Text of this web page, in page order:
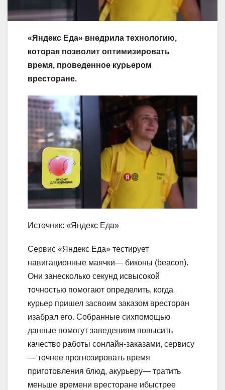
«Яндекс Еда» внедрила технологию,
которая позволит оптимизировать
время, проведенное курьером
вресторане.
Источник: «Яндекс Еда»
Сервис «Яндекс Еда» тестирует
навигационные маячки— биконы (beacon).
Они занесколько секунд исвысокой
точностью помогают определить, когда
курьер пришел засвоим заказом вресторан
изабрал его. Собранные сихпомощью
данные помогут заведениям повысить
качество работы сонлайн-заказами, сервису
— точнее прогнозировать время
приготовления блюд, акурьеру— тратить
меньше времени вресторане ибыстрее